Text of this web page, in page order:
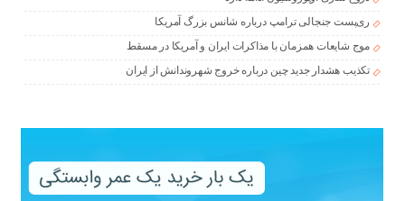
ری‌پست جنجالی ترامپ درباره شانس بزرگ آمریکا
موج شایعات همزمان با مذاکرات ایران و آمریکا در مسقط
تکذیب هشدار جدید چین درباره خروج شهروندانش از ایران